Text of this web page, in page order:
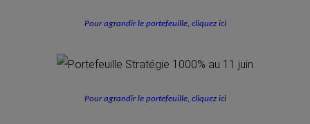
Pour agrandir le portefeuille, cliquez ici
Pour agrandir le portefeuille, cliquez ici